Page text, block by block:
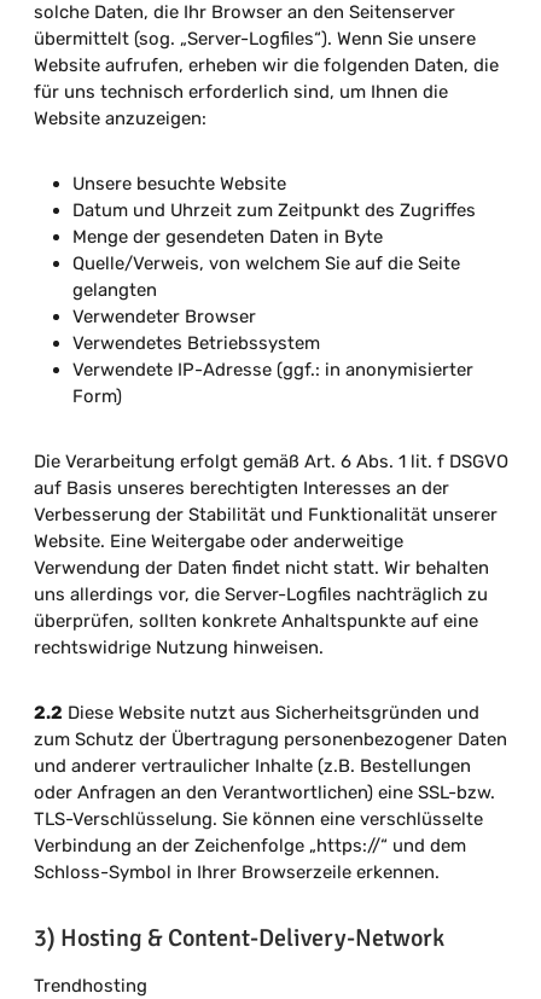
solche Daten, die Ihr Browser an den Seitenserver
übermittelt (sog. „Server-Logfiles“). Wenn Sie unsere
Website aufrufen, erheben wir die folgenden Daten, die
für uns technisch erforderlich sind, um Ihnen die
Website anzuzeigen:
Unsere besuchte Website
Datum und Uhrzeit zum Zeitpunkt des Zugriffes
Menge der gesendeten Daten in Byte
Quelle/Verweis, von welchem Sie auf die Seite
gelangten
Verwendeter Browser
Verwendetes Betriebssystem
Verwendete IP-Adresse (ggf.: in anonymisierter
Form)
Die Verarbeitung erfolgt gemäß Art. 6 Abs. 1 lit. f DSGVO
auf Basis unseres berechtigten Interesses an der
Verbesserung der Stabilität und Funktionalität unserer
Website. Eine Weitergabe oder anderweitige
Verwendung der Daten findet nicht statt. Wir behalten
uns allerdings vor, die Server-Logfiles nachträglich zu
überprüfen, sollten konkrete Anhaltspunkte auf eine
rechtswidrige Nutzung hinweisen.
2.2 Diese Website nutzt aus Sicherheitsgründen und
zum Schutz der Übertragung personenbezogener Daten
und anderer vertraulicher Inhalte (z.B. Bestellungen
oder Anfragen an den Verantwortlichen) eine SSL-bzw.
TLS-Verschlüsselung. Sie können eine verschlüsselte
Verbindung an der Zeichenfolge „https://“ und dem
Schloss-Symbol in Ihrer Browserzeile erkennen.
3) Hosting & Content-Delivery-Network
Trendhosting